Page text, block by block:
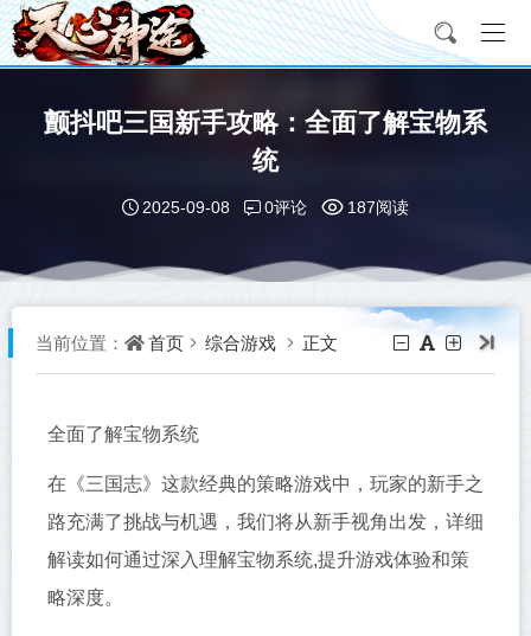
颤抖吧三国新手攻略：全面了解宝物系
统
2025-09-08 0评论 187阅读
当前位置： 首页 综合游戏 正文
全面了解宝物系统
在《三国志》这款经典的策略游戏中，玩家的新手之
路充满了挑战与机遇，我们将从新手视角出发，详细
解读如何通过深入理解宝物系统,提升游戏体验和策
略深度。